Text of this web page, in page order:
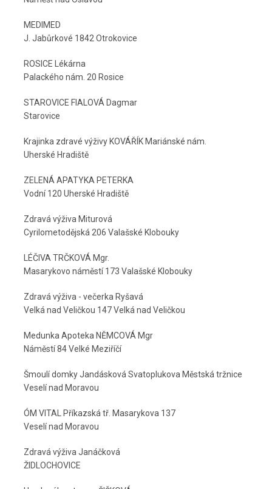
MEDIMED
J. Jabůrkové 1842 Otrokovice
ROSICE Lékárna
Palackého nám. 20 Rosice
STAROVICE FIALOVÁ Dagmar
Starovice
Krajinka zdravé výživy KOVÁŘÍK Mariánské nám.
Uherské Hradiště
ZELENÁ APATYKA PETERKA
Vodní 120 Uherské Hradiště
Zdravá výživa Miturová
Cyrilometodějská 206 Valašské Klobouky
LÉČIVA TRČKOVÁ Mgr.
Masarykovo náměstí 173 Valašské Klobouky
Zdravá výživa - večerka Ryšavá
Velká nad Veličkou 147 Velká nad Veličkou
Medunka Apoteka NĚMCOVÁ Mgr
Náměstí 84 Velké Meziříčí
Šmoulí domky Jandásková Svatoplukova Městská tržnice
Veselí nad Moravou
ÓM VITAL Příkazská tř. Masarykova 137
Veselí nad Moravou
Zdravá výživa Janáčková
ŽIDLOCHOVICE